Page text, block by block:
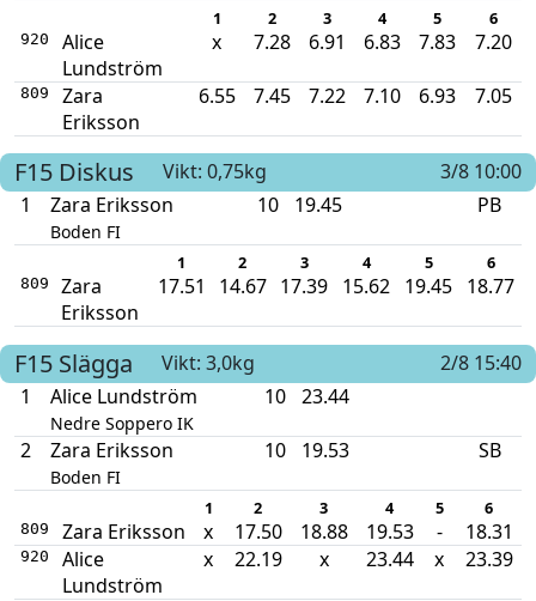
1 2 3 4 5 6
920
Alice
Lundström
x 7.28 6.91 6.83 7.83 7.20
809
Zara
Eriksson
6.55 7.45 7.22 7.10 6.93 7.05
F15 Diskus Vikt: 0,75kg
3/8 10:00
1
Zara Eriksson
Boden FI
10 19.45 PB
1 2 3 4 5 6
809
Zara
Eriksson
17.51 14.67 17.39 15.62 19.45 18.77
F15 Slägga Vikt: 3,0kg
2/8 15:40
1
Alice Lundström
Nedre Soppero IK
10 23.44
2 Zara Eriksson
Boden FI
10 19.53 SB
1 2 3 4 5 6
809 Zara Eriksson x 17.50 18.88 19.53 - 18.31
920
Alice
Lundström
x 22.19 x 23.44 x 23.39